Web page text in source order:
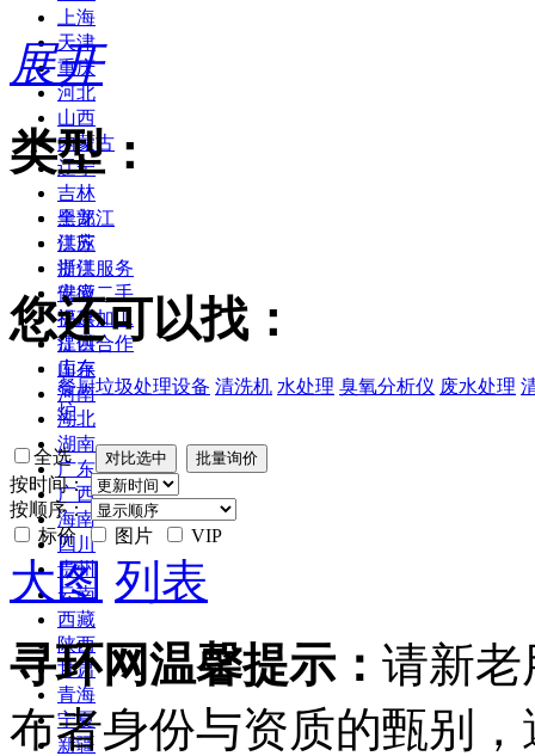
上海
天津
重庆
河北
山西
内蒙古
辽宁
吉林
黑龙江
江苏
浙江
安徽
福建
江西
山东
河南
湖北
湖南
广东
广西
海南
四川
贵州
云南
西藏
陕西
甘肃
青海
宁夏
新疆
展开
类型：
全部
供应
提供服务
供应二手
提供加工
提供合作
库存
您还可以找：
餐厨垃圾处理设备 清洗机 水处理 臭氧分析仪 废水处理
炉
全选
按时间：
按顺序：
标价
图片 VIP
大图 列表
寻环网温馨提示： 请新老
布者身份与资质的甄别